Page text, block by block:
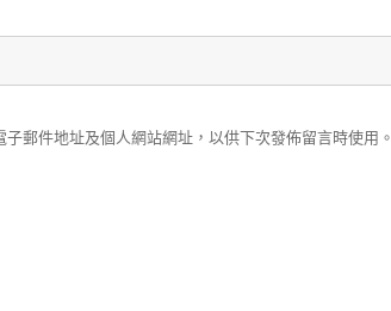
郵件地址及個人網站網址，以供下次發佈留言時使用。